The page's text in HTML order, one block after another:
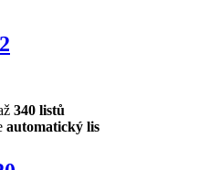
340 listů
automatický lis